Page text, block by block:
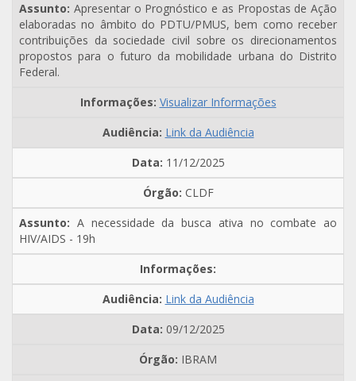
Apresentar o Prognóstico e as Propostas de Ação
elaboradas no âmbito do PDTU/PMUS, bem como receber
contribuições da sociedade civil sobre os direcionamentos
propostos para o futuro da mobilidade urbana do Distrito
Federal.
Visualizar Informações
Link da Audiência
11/12/2025
CLDF
A necessidade da busca ativa no combate ao
HIV/AIDS - 19h
Link da Audiência
09/12/2025
IBRAM